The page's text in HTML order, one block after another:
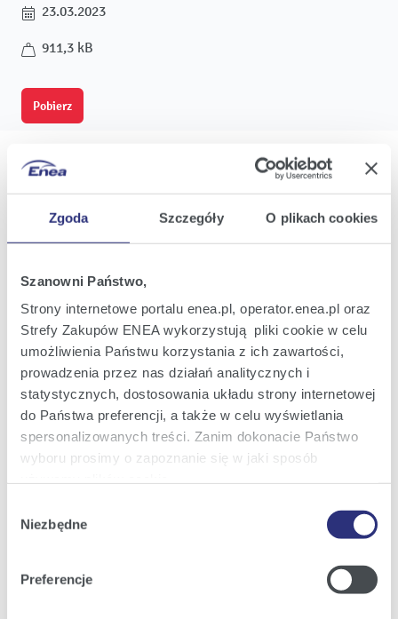
Zgoda Szczegóły O plikach cookies
Szanowni Państwo,
Strony internetowe portalu enea.pl, operator.enea.pl oraz
Strefy Zakupów ENEA wykorzystują pliki cookie w celu
umożliwienia Państwu korzystania z ich zawartości,
prowadzenia przez nas działań analitycznych i
statystycznych, dostosowania układu strony internetowej
do Państwa preferencji, a także w celu wyświetlania
spersonalizowanych treści. Zanim dokonacie Państwo
wyboru prosimy o zapoznanie się w jaki sposób
Szczegółowe informacje na ten temat znajdziecie
Polityce
zgody
Niezbędne
Preferencje
23.03.2023
911,3 kB
Pobierz
Oferta
Oferta dla Biznesu
Zielona energia Dla domu
Zielona energia dla Małych firm
Instytucje publiczne
Podmioty współpracujące
Obsługa i kontakt